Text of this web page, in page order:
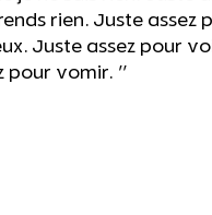
rien. Juste assez
Juste assez pour
pour vomir. "